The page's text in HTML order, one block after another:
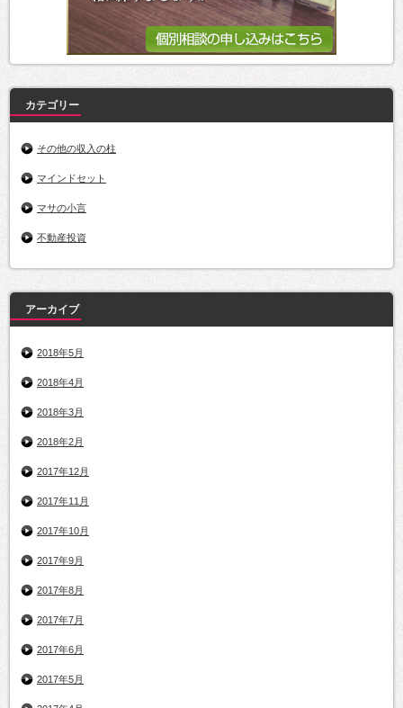
カテゴリー
その他の収入の柱
マインドセット
マサの小言
不動産投資
アーカイブ
2018年5月
2018年4月
2018年3月
2018年2月
2017年12月
2017年11月
2017年10月
2017年9月
2017年8月
2017年7月
2017年6月
2017年5月